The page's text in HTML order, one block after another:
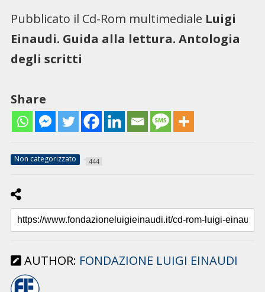
Pubblicato il Cd-Rom multimediale Luigi
Einaudi. Guida alla lettura. Antologia
degli scritti
Share
Non categorizzato 444
AUTHOR: FONDAZIONE LUIGI EINAUDI